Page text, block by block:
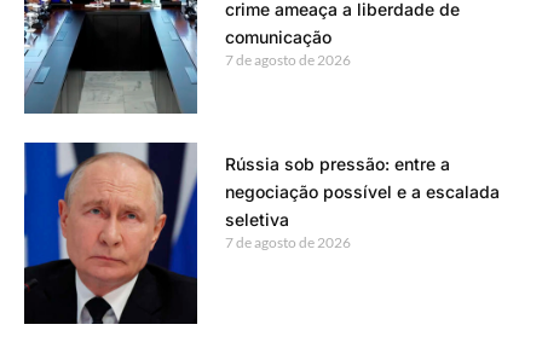
crime ameaça a liberdade de
comunicação
7 de agosto de 2026
Rússia sob pressão: entre a
negociação possível e a escalada
seletiva
7 de agosto de 2026